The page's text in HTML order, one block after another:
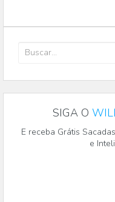
SIGA O
E receba Grátis
e